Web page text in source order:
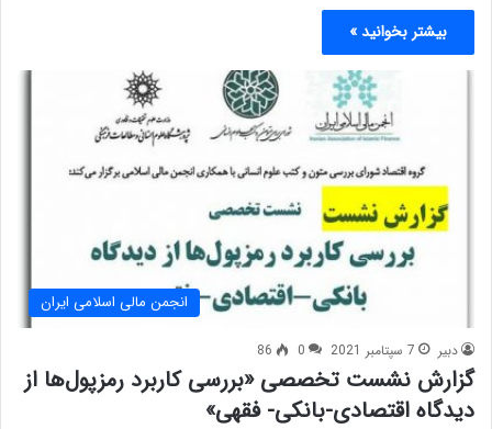
بیشتر بخوانید »
انجمن مالی اسلامی ایران
دبیر 7 سپتامبر 2021 0
86
گزارش نشست تخصصی «بررسی کاربرد رمزپول‌ها از
دیدگاه اقتصادی-بانکی- فقهی»